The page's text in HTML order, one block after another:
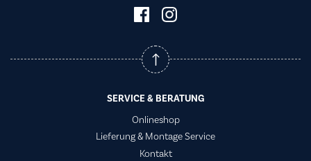
SERVICE & BERATUNG
Onlineshop
Lieferung & Montage Service
Kontakt